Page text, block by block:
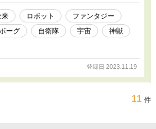
ね。 ところが、今度は変える直前にスイッチ
アのみんなが襲ってきた！ 向こうで仲良くな
った人たちも……。 傭兵企業の社長をやって
るお兄ちゃん。 その宇宙からやってきたお嫁
ンのタケ君。 そのほか沢山の仲間もきてくれ
たけど、一体どうなっちゃうの！？ 他サイト
との重複投稿です。 そして懺悔します。 こ
れはメイドの話ではありません。
来 ロボット
ファンタジー
ーグ 自衛隊 宇宙
神獣
登録日 2023.11.19
11 件